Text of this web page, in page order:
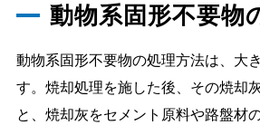
動物系固形不要物
動物系固形不要物の処理方法は、大
す。焼却処理を施した後、その焼却
と、焼却灰をセメント原料や路盤材